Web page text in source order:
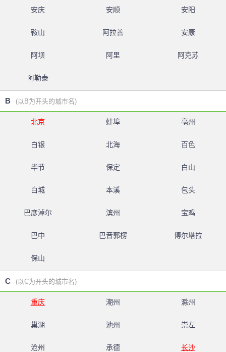
安庆 安顺 安阳
鞍山 阿拉善 安康
阿坝 阿里 阿克苏
阿勒泰
B (以B为开头的城市名)
北京 蚌埠 亳州
白银 北海 百色
毕节 保定 白山
白城 本溪 包头
巴彦淖尔 滨州 宝鸡
巴中 巴音郭楞 博尔塔拉
保山
C (以C为开头的城市名)
重庆 潮州 滁州
巢湖 池州 崇左
沧州 承德 长沙